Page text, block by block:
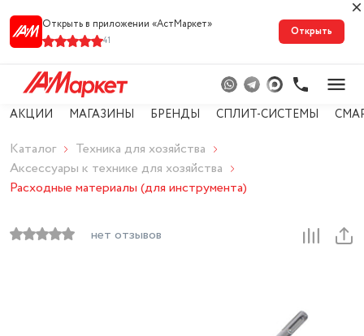
Открыть в приложении «АстМарке‪т‬»
41
Открыть
АКЦИИ МАГАЗИНЫ БРЕНДЫ СПЛИТ-СИСТЕМЫ
Каталог
Техника для хозяйства
Аксессуары к технике для хозяйства
Расходные материалы (для инструмента)
нет отзывов